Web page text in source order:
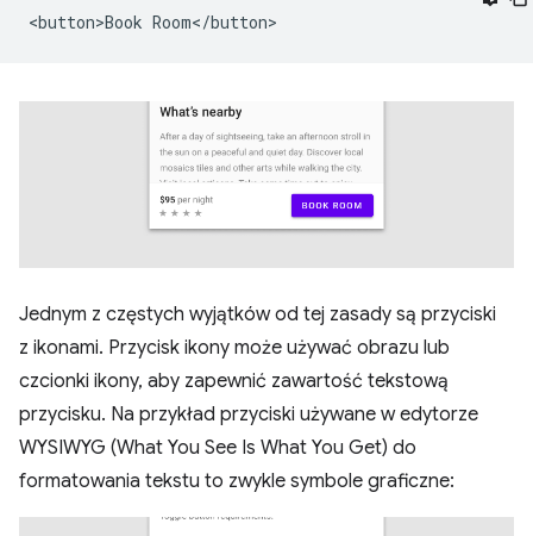
Jednym z częstych wyjątków od tej zasady są przyciski
z ikonami. Przycisk ikony może używać obrazu lub
czcionki ikony, aby zapewnić zawartość tekstową
przycisku. Na przykład przyciski używane w edytorze
WYSIWYG (What You See Is What You Get) do
formatowania tekstu to zwykle symbole graficzne: